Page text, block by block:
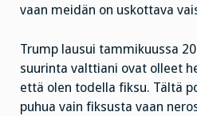
vaan meidän on uskottava
Trump lausui tammikuussa
suurinta valttiani ovat olleet
että olen todella fiksu. Tältä
puhua vain fiksusta vaan